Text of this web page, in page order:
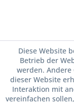
Diese Website
Betrieb der
werden. Andere
dieser Website
Interaktion mit
vereinfachen